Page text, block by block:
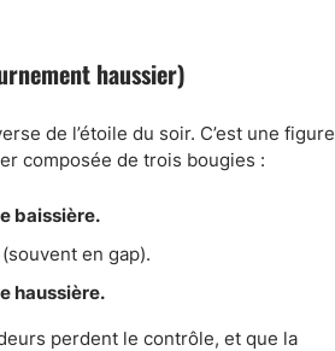
haussier)
de l’étoile du soir. C’est une figure
composée de trois bougies :
baissière.
(souvent en gap).
haussière.
perdent le contrôle, et que la